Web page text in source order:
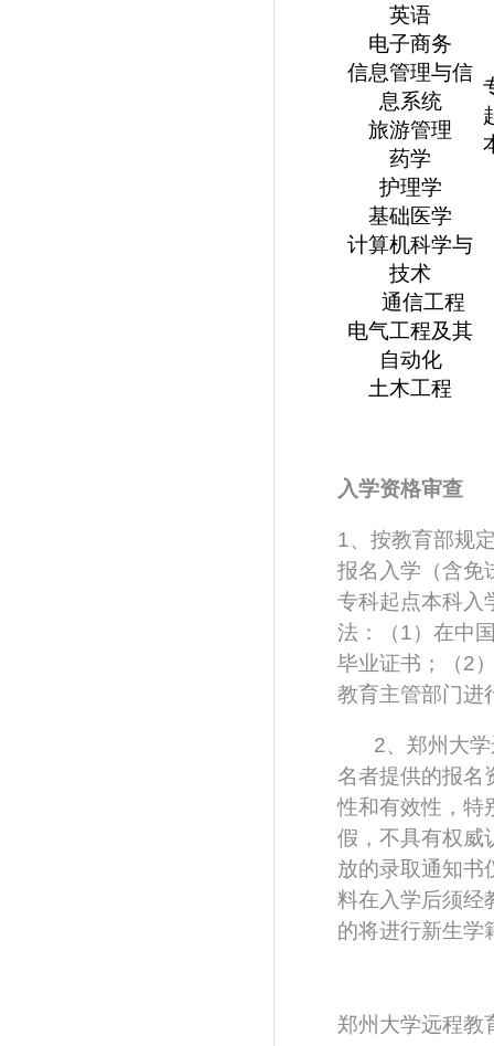
英语
电子商务
信息管理与信
息系统
旅游管理
药学
护理学
基础医学
计算机科学与
技术
通信工程
电气工程及其
自动化
土木工程
入学资格审查
1、按教育部规
报名入学（含免
专科起点本科入
法：（1）在中
毕业证书；（2
教育主管部门进
2、郑州大
名者提供的报名
性和有效性，特
假，不具有权威
放的录取通知书
料在入学后须经
的将进行新生学
郑州大学远程教